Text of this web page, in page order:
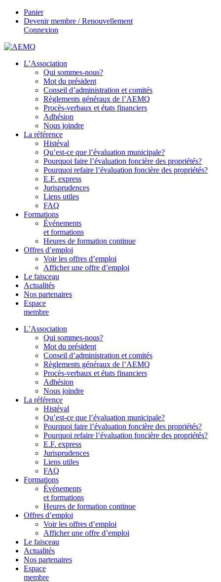
Panier
Devenir membre / Renouvellement
Connexion
L’Association
Qui sommes-nous?
Mot du président
Conseil d’administration et comités
Règlements généraux de l’AEMQ
Procès-verbaux et états financiers
Adhésion
Nous joindre
La référence
Histéval
Qu’est-ce que l’évaluation municipale?
Pourquoi faire l’évaluation foncière des propriétés?
Pourquoi refaire l’évaluation foncière des propriétés?
E.F. express
Jurisprudences
Liens utiles
FAQ
Formations
Événements
et formations
Heures de formation continue
Offres d’emploi
Voir les offres d’emploi
Afficher une offre d’emploi
Le faisceau
Actualités
Nos partenaires
Espace
membre
L’Association
Qui sommes-nous?
Mot du président
Conseil d’administration et comités
Règlements généraux de l’AEMQ
Procès-verbaux et états financiers
Adhésion
Nous joindre
La référence
Histéval
Qu’est-ce que l’évaluation municipale?
Pourquoi faire l’évaluation foncière des propriétés?
Pourquoi refaire l’évaluation foncière des propriétés?
E.F. express
Jurisprudences
Liens utiles
FAQ
Formations
Événements
et formations
Heures de formation continue
Offres d’emploi
Voir les offres d’emploi
Afficher une offre d’emploi
Le faisceau
Actualités
Nos partenaires
Espace
membre